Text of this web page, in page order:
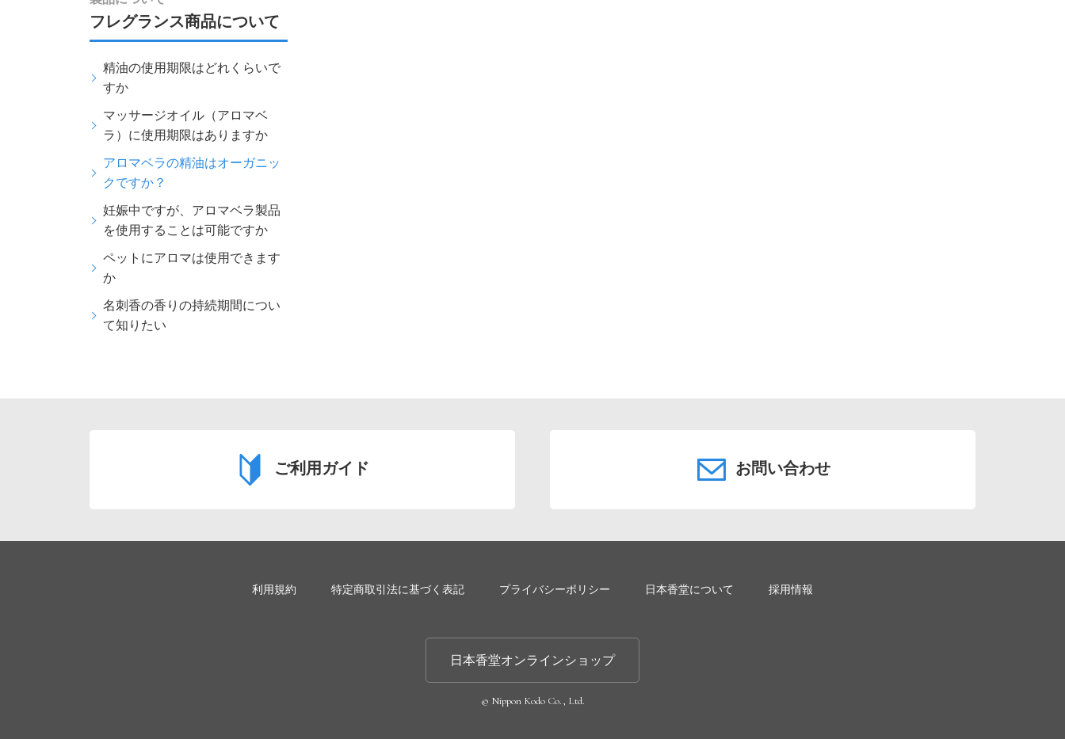
フレグランス商品について
精油の使用期限はどれくらいで
すか
マッサージオイル（アロマベ
ラ）に使用期限はありますか
アロマベラの精油はオーガニッ
クですか？
妊娠中ですが、アロマベラ製品
を使用することは可能ですか
ペットにアロマは使用できます
か
名刺香の香りの持続期間につい
て知りたい
ご利用ガイド お問い合わせ
利用規約 特定商取引法に基づく表記 プライバシーポリシー 日本香堂について 採用情報
日本香堂オンラインショップ
© Nippon Kodo Co., Ltd.